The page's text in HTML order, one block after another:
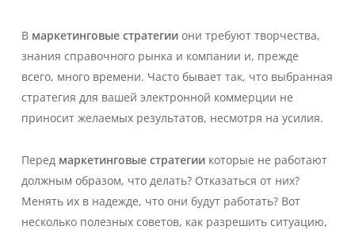
В маркетинговые стратегииони требуют творчества,
знания справочного рынка и компании и, прежде
всего, много времени. Часто бывает так, что выбранная
стратегия для вашей электронной коммерции не
приносит желаемых результатов, несмотря на усилия.
Перед маркетинговые стратегиикоторые не работают
должным образом, что делать? Отказаться от них?
Менять их в надежде, что они будут работать? Вот
несколько полезных советов, как разрешить ситуацию,